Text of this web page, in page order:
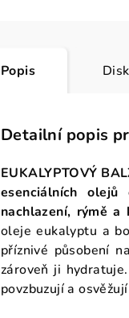
Popis
Detailní popis
EUKALYPTOVÝ
esenciálních
nachlazení, rýmě a
oleje eukalyptu a
příznivé působení
zároveň ji
povzbuzují a